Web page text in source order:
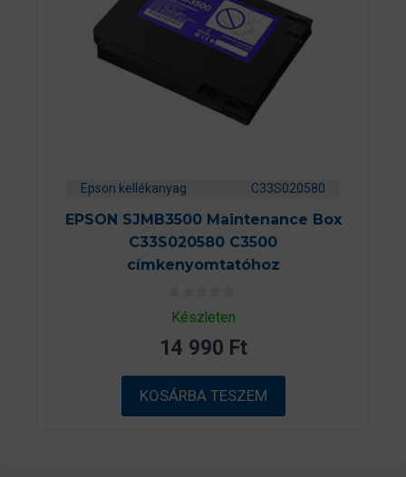
Epson kellékanyag C33S020580
EPSON SJMB3500 Maintenance Box
C33S020580 C3500
címkenyomtatóhoz
0
a
5
b
ő
l
Készleten
14 990 Ft
KOSÁRBA TESZEM